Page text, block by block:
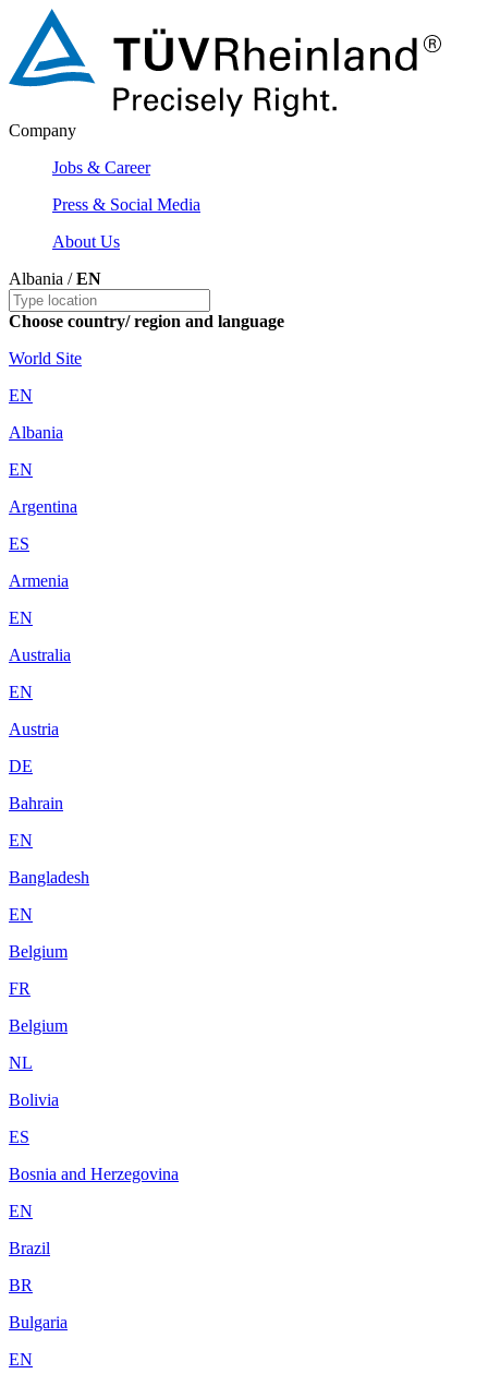
Company
Jobs & Career
Press & Social Media
About Us
Albania /EN
Choose country/ region and language
World Site
EN
Albania
EN
Argentina
ES
Armenia
EN
Australia
EN
Austria
DE
Bahrain
EN
Bangladesh
EN
Belgium
FR
Belgium
NL
Bolivia
ES
Bosnia and Herzegovina
EN
Brazil
BR
Bulgaria
EN